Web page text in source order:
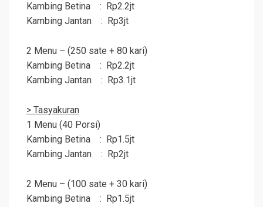
Kambing Betina : Rp2.2jt
Kambing Jantan : Rp3jt
2 Menu – (250 sate + 80 kari)
Kambing Betina : Rp2.2jt
Kambing Jantan : Rp3.1jt
> Tasyakuran
1 Menu (40 Porsi)
Kambing Betina : Rp1.5jt
Kambing Jantan : Rp2jt
2 Menu – (100 sate + 30 kari)
Kambing Betina : Rp1.5jt